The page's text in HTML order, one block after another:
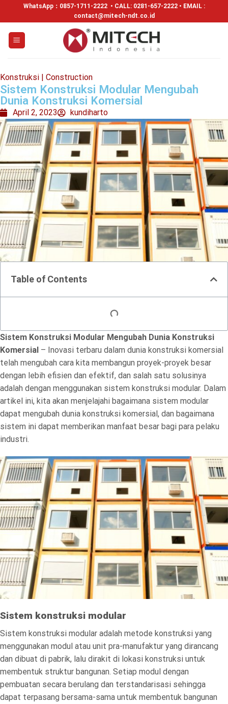
WhatsApp： 0857-1711-2222 • CALL: 0281-657-2222 • EMAIL :
contact@mitech-ndt.co.id
Konstruksi | Construction
Sistem Konstruksi Modular Mengubah
Dunia Konstruksi Komersial
April 2, 2023 kundiharto
Table of Contents
Sistem Konstruksi Modular Mengubah Dunia Konstruksi
Komersial – Inovasi terbaru dalam dunia konstruksi komersial
telah mengubah cara kita membangun proyek-proyek besar
dengan lebih efisien dan efektif, dan salah satu solusinya
adalah dengan menggunakan sistem konstruksi modular. Dalam
artikel ini, kita akan menjelajahi bagaimana sistem modular
dapat mengubah dunia konstruksi komersial, dan bagaimana
sistem ini dapat memberikan manfaat besar bagi para pelaku
industri.
Sistem konstruksi modular
Sistem konstruksi modular adalah metode konstruksi yang
menggunakan modul atau unit pra-manufaktur yang dirancang
dan dibuat di pabrik, lalu dirakit di lokasi konstruksi untuk
membentuk struktur bangunan. Setiap modul dengan
pembuatan secara berulang dan terstandarisasi sehingga
dapat terpasang bersama-sama untuk membentuk bangunan